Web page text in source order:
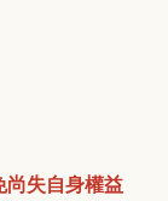
尚失自身權益